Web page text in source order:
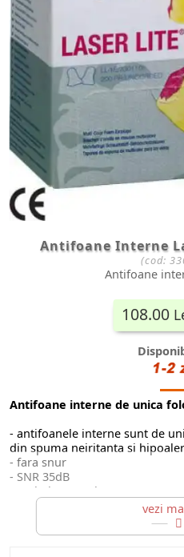
Antifoane Interne
(cod:
Antifoane
108.00
Antifoane interne de unica
- antifoanele interne sunt de
din spuma neiritanta si
- fara snur
- SNR 35dB
- ambalare: 200buc/cut
Pretul mentionat este pentru